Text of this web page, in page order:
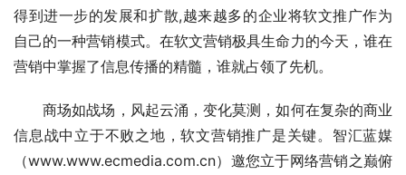
得到进一步的发展和扩散,越来越多的企业将软文推广作为
自己的一种营销模式。在软文营销极具生命力的今天，谁在
营销中掌握了信息传播的精髓，谁就占领了先机。
商场如战场，风起云涌，变化莫测，如何在复杂的商业
信息战中立于不败之地，软文营销推广是关键。智汇蓝媒
（www.www.ecmedia.com.cn）邀您立于网络营销之巅俯